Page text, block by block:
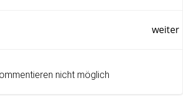
navigation
weiter
nicht möglich